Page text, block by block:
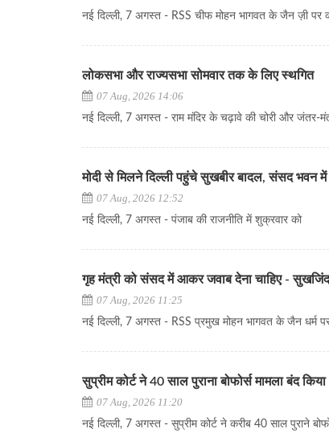
नई दिल्ली, 7 अगस्त - RSS चीफ मोहन भागवत के जैन ज़ी पर
लोकसभा और राज्यसभा सोमवार तक के लिए स्थगित
07 Aug, 2026 14:06
नई दिल्ली, 7 अगस्त - राम मंदिर के चढ़ावे की चोरी और जंतर-
मोदी से मिलने दिल्ली पहुंचे सुखबीर बादल, संसद भवन
07 Aug, 2026 12:52
नई दिल्ली, 7 अगस्त - पंजाब की राजनीति में शुक्रवार को
गृह मंत्री को संसद में आकर जवाब देना चाहिए -
07 Aug, 2026 11:25
नई दिल्ली, 7 अगस्त - RSS प्रमुख मोहन भागवत के जैन धर्म
सुप्रीम कोर्ट ने 40 साल पुराना बोफोर्स मामला बंद किया
07 Aug, 2026 11:20
नई दिल्ली, 7 अगस्त - सुप्रीम कोर्ट ने करीब 40 साल पुराने